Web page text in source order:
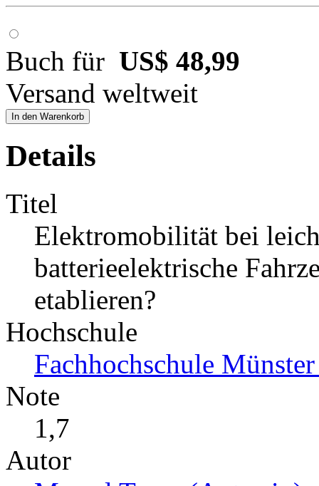
Buch für US$ 48,99
Versand weltweit
In den Warenkorb
Details
Titel
Elektromobilität bei
batterieelektrische
etablieren?
Hochschule
Fachhochschule
Note
1,7
Autor